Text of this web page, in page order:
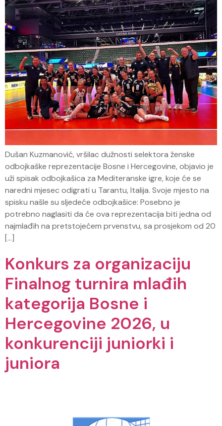
Dušan Kuzmanović, vršilac dužnosti selektora ženske
odbojkaške reprezentacije Bosne i Hercegovine, objavio je
uži spisak odbojkašica za Mediteranske igre, koje će se
naredni mjesec odigrati u Tarantu, Italija. Svoje mjesto na
spisku našle su sljedeće odbojkašice: Posebno je
potrebno naglasiti da će ova reprezentacija biti jedna od
najmlađih na pretstojećem prvenstvu, sa prosjekom od 20
[…]
Konkurs za organizaciju
Finalnog turnira mlađih
kategorija Bosne i
Hercegovine 2026, u
konkurenciji juniorki i
juniora